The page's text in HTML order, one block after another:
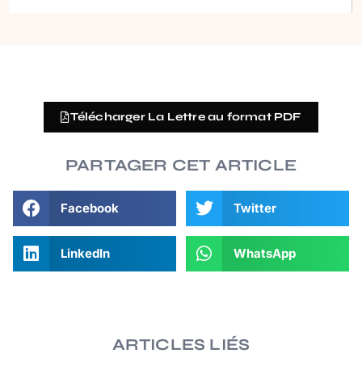
Télécharger La Lettre au format PDF
PARTAGER CET ARTICLE
Facebook Twitter
LinkedIn WhatsApp
ARTICLES LIÉS